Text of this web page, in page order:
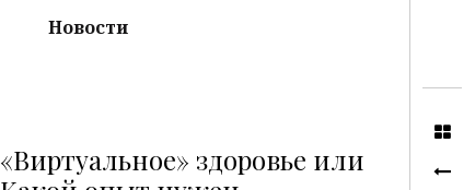
Новости
«Виртуальное» здоровье или